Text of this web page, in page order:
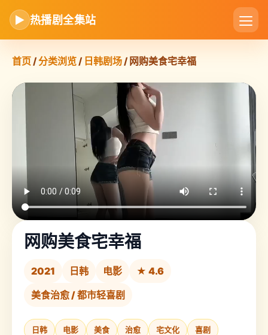
▶ 热播剧全集站
首页/分类浏览/ 日韩剧场/ 网购美食宅幸福
网购美食宅幸福
2021 日韩 电影
★ 4.6
美食治愈 / 都市轻喜剧
日韩 电影 美食 治愈 宅文化 喜剧